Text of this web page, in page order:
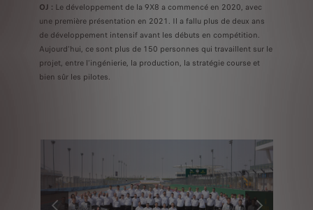
OJ : Le développement de la 9X8 a commencé en 2020, avec
une première présentation en 2021. Il a fallu plus de deux ans
de développement intensif avant les débuts en compétition.
Aujourd’hui, ce sont plus de 150 personnes qui travaillent sur le
projet, entre l’ingénierie, la production, la stratégie course et
bien sûr les pilotes.